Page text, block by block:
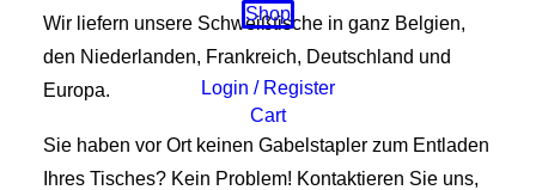
Shop
Login / Register
Cart
Wir liefern unsere Schweißtische in ganz Belgien,
den Niederlanden, Frankreich, Deutschland und
Europa.
Sie haben vor Ort keinen Gabelstapler zum Entladen
Ihres Tisches? Kein Problem! Kontaktieren Sie uns,